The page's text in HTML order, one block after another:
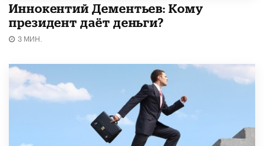
Иннокентий Дементьев: Кому
президент даёт деньги?
3 МИН.